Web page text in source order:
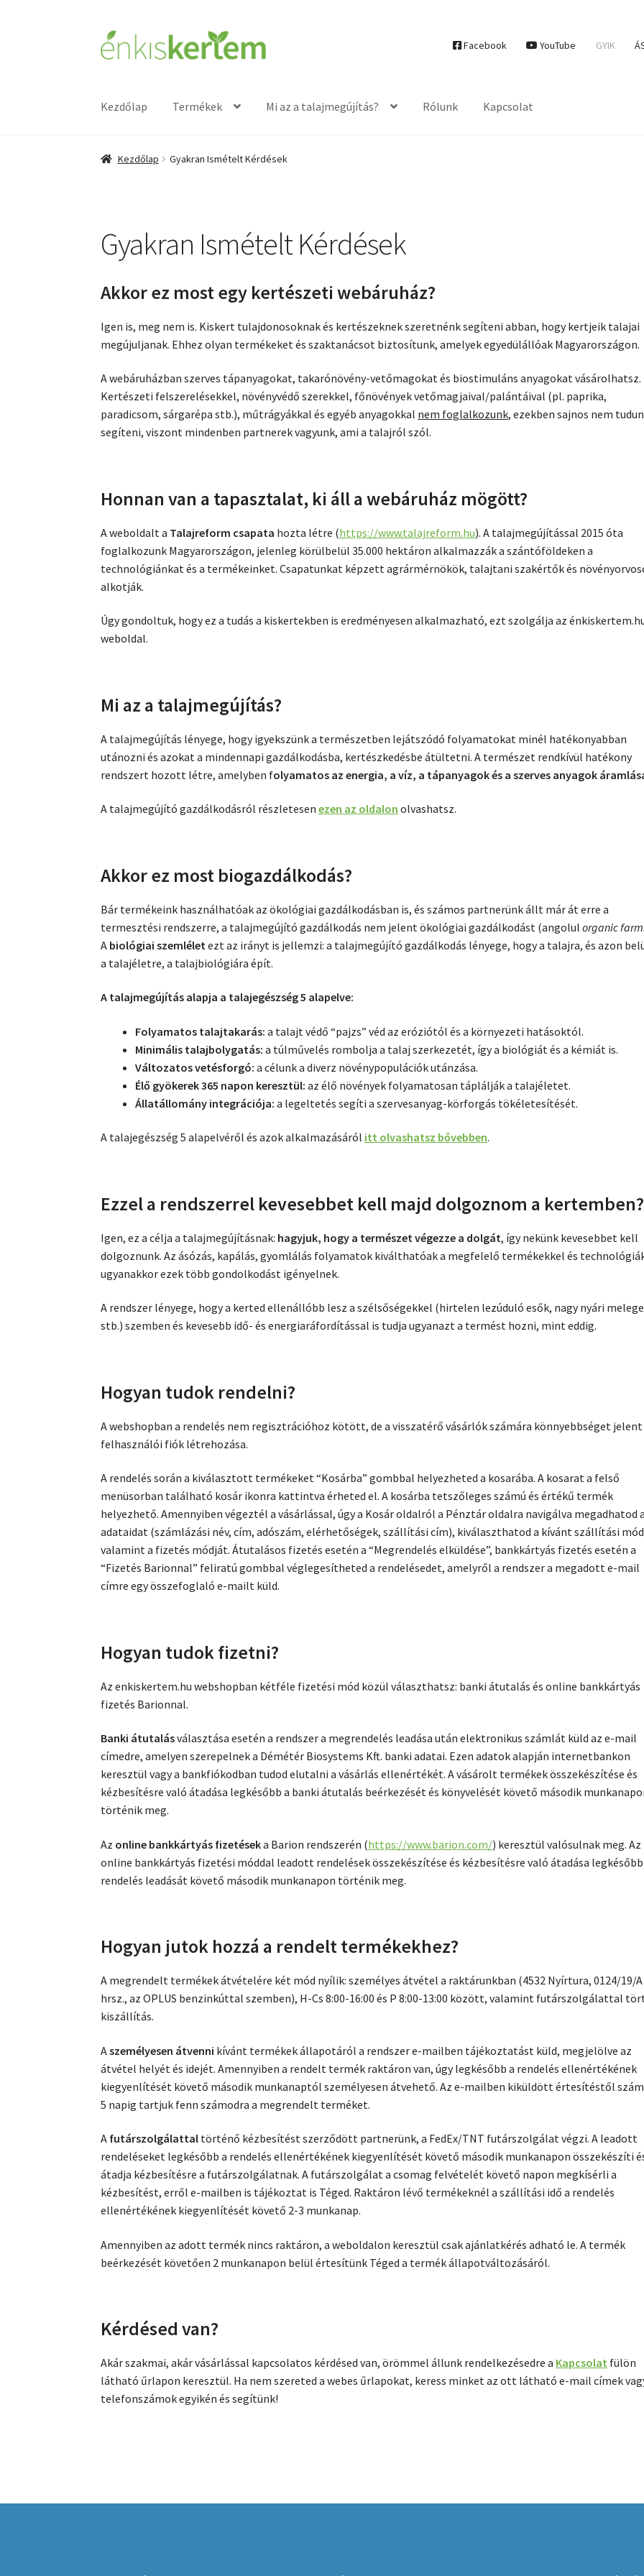
Ugrás
a
Kilépés
a
Facebook YouTube GYIK
Kezdőlap Termékek Mi az a talajmegújítás? Rólunk Kapcsolat
Kezdőlap Gyakran Ismételt Kérdések
Gyakran Ismételt Kérdések
Akkor ez most egy kertészeti webáruház?
Igen is, meg nem is. Kiskert tulajdonosoknak és kertészeknek szeretnénk segíteni abban, hogy kertjeik talajai
megújuljanak. Ehhez olyan termékeket és szaktanácsot biztosítunk, amelyek egyedülállóak Magyarországon.
A webáruházban szerves tápanyagokat, takarónövény-vetőmagokat és biostimuláns anyagokat vásárolhatsz.
Kertészeti felszerelésekkel, növényvédő szerekkel, főnövények vetőmagjaival/palántáival (pl. paprika,
paradicsom, sárgarépa stb.), műtrágyákkal és egyéb anyagokkal nem foglalkozunk, ezekben sajnos nem
segíteni, viszont mindenben partnerek vagyunk, ami a talajról szól.
Honnan van a tapasztalat, ki áll a webáruház mögött?
A weboldalt a Talajreform csapata hozta létre (https://www.talajreform.hu). A talajmegújítással 2015 óta
foglalkozunk Magyarországon, jelenleg körülbelül 35.000 hektáron alkalmazzák a szántóföldeken a
technológiánkat és a termékeinket. Csapatunkat képzett agrármérnökök, talajtani szakértők és
alkotják.
Úgy gondoltuk, hogy ez a tudás a kiskertekben is eredményesen alkalmazható, ezt szolgálja az
weboldal.
Mi az a talajmegújítás?
A talajmegújítás lényege, hogy igyekszünk a természetben lejátszódó folyamatokat minél hatékonyabban
utánozni és azokat a mindennapi gazdálkodásba, kertészkedésbe átültetni. A természet rendkívül hatékony
rendszert hozott létre, amelyben folyamatos az energia, a víz, a tápanyagok és a szerves anyagok
A talajmegújító gazdálkodásról részletesenezen az oldalon olvashatsz.
Akkor ez most biogazdálkodás?
Bár termékeink használhatóak az ökológiai gazdálkodásban is, és számos partnerünk állt már át erre a
termesztési rendszerre, a talajmegújító gazdálkodás nem jelent ökológiai gazdálkodást (angolulorganic
A biológiai szemlélet ezt az irányt is jellemzi: a talajmegújító gazdálkodás lényege, hogy a talajra, és azon
a talajéletre, a talajbiológiára épít.
A talajmegújítás alapja a talajegészség 5 alapelve:
Folyamatos talajtakarás: a talajt védő “pajzs” véd az eróziótól és a környezeti hatásoktól.
Minimális talajbolygatás: a túlművelés rombolja a talaj szerkezetét, így a biológiát és a kémiát is.
Változatos vetésforgó: a célunk a diverz növénypopulációk utánzása.
Élő gyökerek 365 napon keresztül: az élő növények folyamatosan táplálják a talajéletet.
Állatállomány integrációja: a legeltetés segíti a szervesanyag-körforgás tökéletesítését.
A talajegészség 5 alapelvéről és azok alkalmazásáról itt olvashatsz bővebben.
Ezzel a rendszerrel kevesebbet kell majd dolgoznom a kertemben?
Igen, ez a célja a talajmegújításnak: hagyjuk, hogy a természet végezze a dolgát, így nekünk kevesebbet kell
dolgoznunk. Az ásózás, kapálás, gyomlálás folyamatok kiválthatóak a megfelelő termékekkel és
ugyanakkor ezek több gondolkodást igényelnek.
A rendszer lényege, hogy a kerted ellenállóbb lesz a szélsőségekkel (hirtelen lezúduló esők, nagy nyári
stb.) szemben és kevesebb idő- és energiaráfordítással is tudja ugyanazt a termést hozni, mint eddig.
Hogyan tudok rendelni?
A webshopban a rendelés nem regisztrációhoz kötött, de a visszatérő vásárlók számára könnyebbséget jelent
felhasználói fiók létrehozása.
A rendelés során a kiválasztott termékeket “Kosárba” gombbal helyezheted a kosarába. A kosarat a felső
menüsorban található kosár ikonra kattintva érheted el. A kosárba tetszőleges számú és értékű termék
helyezhető. Amennyiben végeztél a vásárlással, úgy a Kosár oldalról a Pénztár oldalra navigálva megadhatod
adataidat (számlázási név, cím, adószám, elérhetőségek, szállítási cím), kiválaszthatod a kívánt szállítási
valamint a fizetés módját. Átutalásos fizetés esetén a “Megrendelés elküldése”, bankkártyás fizetés esetén a
“Fizetés Barionnal” feliratú gombbal véglegesítheted a rendelésedet, amelyről a rendszer a megadott e-mail
címre egy összefoglaló e-mailt küld.
Hogyan tudok fizetni?
Az enkiskertem.hu webshopban kétféle fizetési mód közül választhatsz: banki átutalás és online bankkártyás
fizetés Barionnal.
Banki átutalásválasztása esetén a rendszer a megrendelés leadása után elektronikus számlát küld az e-mail
címedre, amelyen szerepelnek a Démétér Biosystems Kft. banki adatai. Ezen adatok alapján internetbankon
keresztül vagy a bankfiókodban tudod elutalni a vásárlás ellenértékét. A vásárolt termékek összekészítése és
kézbesítésre való átadása legkésőbb a banki átutalás beérkezését és könyvelését követő második
történik meg.
Az online bankkártyás fizetéseka Barion rendszerén (https://www.barion.com/) keresztül valósulnak meg. Az
online bankkártyás fizetési móddal leadott rendelések összekészítése és kézbesítésre való átadása
rendelés leadását követő második munkanapon történik meg.
Hogyan jutok hozzá a rendelt termékekhez?
A megrendelt termékek átvételére két mód nyílik: személyes átvétel a raktárunkban (4532 Nyírtura, 0124/19/A
hrsz., az OPLUS benzinkúttal szemben), H-Cs 8:00-16:00 és P 8:00-13:00 között, valamint futárszolgálattal
kiszállítás.
Aszemélyesen átvenni kívánt termékek állapotáról a rendszer e-mailben tájékoztatást küld, megjelölve az
átvétel helyét és idejét. Amennyiben a rendelt termék raktáron van, úgy legkésőbb a rendelés ellenértékének
kiegyenlítését követő második munkanaptól személyesen átvehető. Az e-mailben kiküldött értesítéstől
5 napig tartjuk fenn számodra a megrendelt terméket.
A futárszolgálattal történő kézbesítést szerződött partnerünk, a FedEx/TNT futárszolgálat végzi. A leadott
rendeléseket legkésőbb a rendelés ellenértékének kiegyenlítését követő második munkanapon összekészíti
átadja kézbesítésre a futárszolgálatnak. A futárszolgálat a csomag felvételét követő napon megkísérli a
kézbesítést, erről e-mailben is tájékoztat is Téged. Raktáron lévő termékeknél a szállítási idő a rendelés
ellenértékének kiegyenlítését követő 2-3 munkanap.
Amennyiben az adott termék nincs raktáron, a weboldalon keresztül csak ajánlatkérés adható le. A termék
beérkezését követően 2 munkanapon belül értesítünk Téged a termék állapotváltozásáról.
Kérdésed van?
Akár szakmai, akár vásárlással kapcsolatos kérdésed van, örömmel állunk rendelkezésedre a Kapcsolat fülön
látható űrlapon keresztül. Ha nem szereted a webes űrlapokat, keress minket az ott látható e-mail címek
telefonszámok egyikén és segítünk!